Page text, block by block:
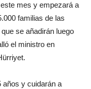
mes y empezará a
familias de las
se añadirán luego
el ministro en
años y cuidarán a